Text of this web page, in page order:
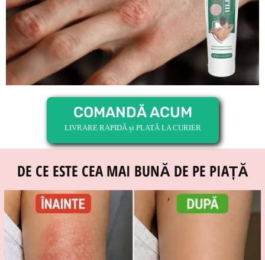
COMANDĂ ACUM
LIVRARE RAPIDĂ și PLATĂ LA CURIER
DE CE ESTE CEA MAI BUNĂ DE PE PIAȚĂ